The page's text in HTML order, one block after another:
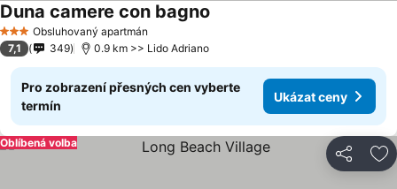
3 Počet hvězdiček
Obsluhovaný apartmán
Duna camere con bagno
7,1 349 0.9 km >> Lido Adriano
Pro zobrazení přesných cen vyberte
termín
Ukázat ceny
Sdílet
Oblíbená volba